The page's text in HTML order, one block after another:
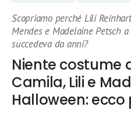
Scopriamo perché Lili
Mendes e Madelaine Petsch
succedeva da anni?
Niente costume
Camila, Lili e
Halloween: ecco